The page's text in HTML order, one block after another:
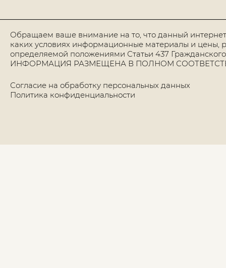
Обращаем ваше внимание на то, что данный
каких условиях информационные материалы и цены,
определяемой положениями Статьи 437
ИНФОРМАЦИЯ РАЗМЕЩЕНА В ПОЛНОМ
Согласие на обработку персональных данных
Политика конфиденциальности